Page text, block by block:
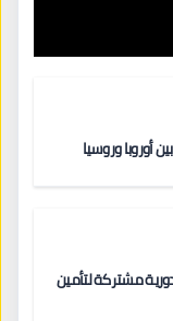
أوروبا وروسيا
مشتركة لتأمين